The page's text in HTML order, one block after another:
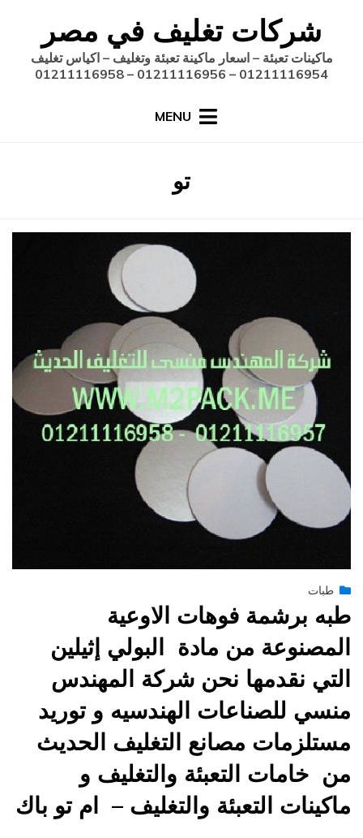
content
شركات تغليف في مصر
ماكينات تعبئة – اسعار ماكينة تعبئة وتغليف – اكياس تغليف
01211116954 – 01211116956 – 01211116958
MENU
الوسم
:
تو
engmansyPosted
يوليو 14, 2015
طبات
طبه برشمة فوهات الاوعية
المصنوعة من مادة البولي إثيلين
التي نقدمها نحن شركة المهندس
منسي للصناعات الهندسيه و توريد
مستلزمات مصانع التغليف الحديث
من خامات التعبئة والتغليف و
ماكينات التعبئة والتغليف – ام تو باك